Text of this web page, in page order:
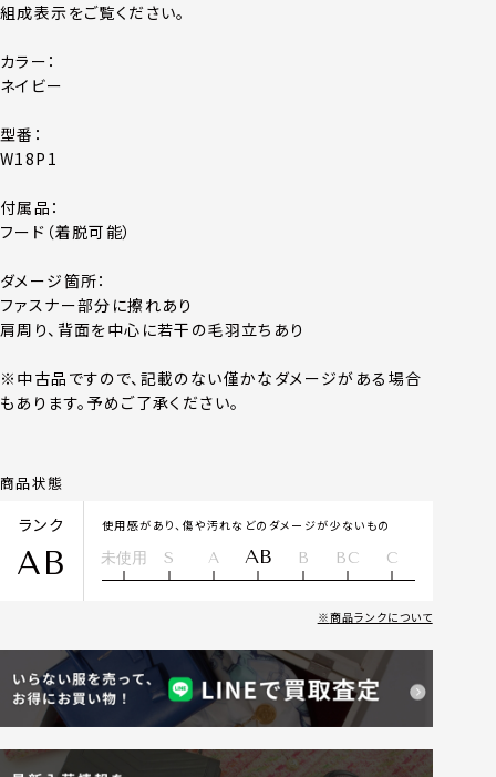
組成表示をご覧ください。
カラー：
ネイビー
型番：
W18P1
付属品：
フード（着脱可能）
ダメージ箇所：
ファスナー部分に擦れあり
肩周り、背面を中心に若干の毛羽立ちあり
※中古品ですので、記載のない僅かなダメージがある場合
もあります。予めご了承ください。
商品状態
ランク
AB
使用感があり、傷や汚れなどのダメージが少ないもの
未使用 S A AB B BC C
商品ランクについて